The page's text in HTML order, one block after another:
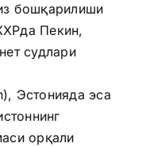
бошқарилиши
Пекин,
судлари
Эстонияда эса
орқали